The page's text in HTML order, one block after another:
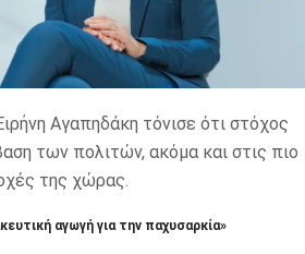
Αγαπηδάκη τόνισε ότι στόχος
των πολιτών, ακόμα και στις πιο
της χώρας.
αγωγή για την παχυσαρκία»